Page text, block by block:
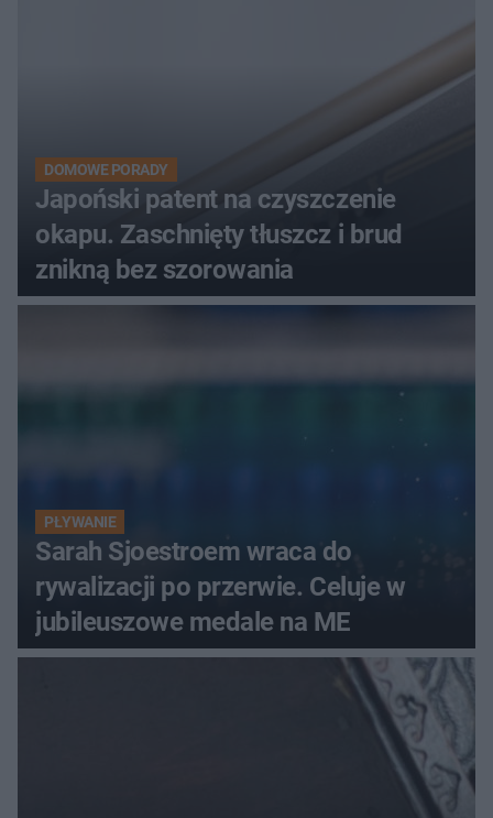
DOMOWE PORADY
Japoński patent na czyszczenie
okapu. Zaschnięty tłuszcz i brud
znikną bez szorowania
PŁYWANIE
Sarah Sjoestroem wraca do
rywalizacji po przerwie. Celuje w
jubileuszowe medale na ME